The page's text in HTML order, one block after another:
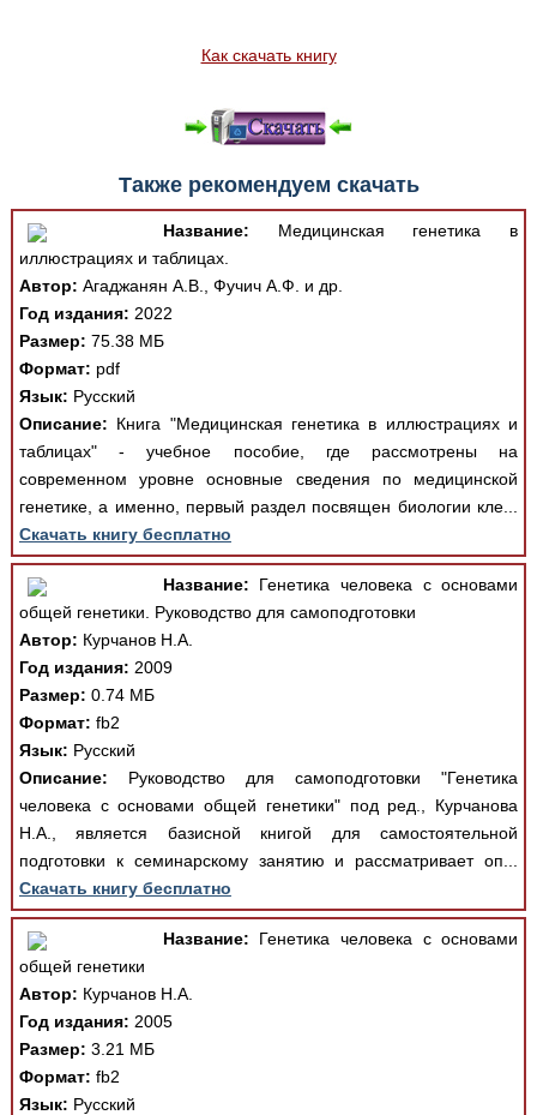
Как скачать книгу
Также рекомендуем скачать
Название: Медицинская генетика в
иллюстрациях и таблицах.
Автор: Агаджанян А.В., Фучич А.Ф. и др.
Год издания: 2022
Размер: 75.38 МБ
Формат: pdf
Язык: Русский
Описание: Книга "Медицинская генетика в иллюстрациях и
таблицах" - учебное пособие, где рассмотрены на
современном уровне основные сведения по медицинской
генетике, а именно, первый раздел посвящен биологии кле...
Скачать книгу бесплатно
Название: Генетика человека с основами
общей генетики. Руководство для самоподготовки
Автор: Курчанов Н.А.
Год издания: 2009
Размер: 0.74 МБ
Формат: fb2
Язык: Русский
Описание: Руководство для самоподготовки "Генетика
человека с основами общей генетики" под ред., Курчанова
Н.А., является базисной книгой для самостоятельной
подготовки к семинарскому занятию и рассматривает оп...
Скачать книгу бесплатно
Название: Генетика человека с основами
общей генетики
Автор: Курчанов Н.А.
Год издания: 2005
Размер: 3.21 МБ
Формат: fb2
Язык: Русский